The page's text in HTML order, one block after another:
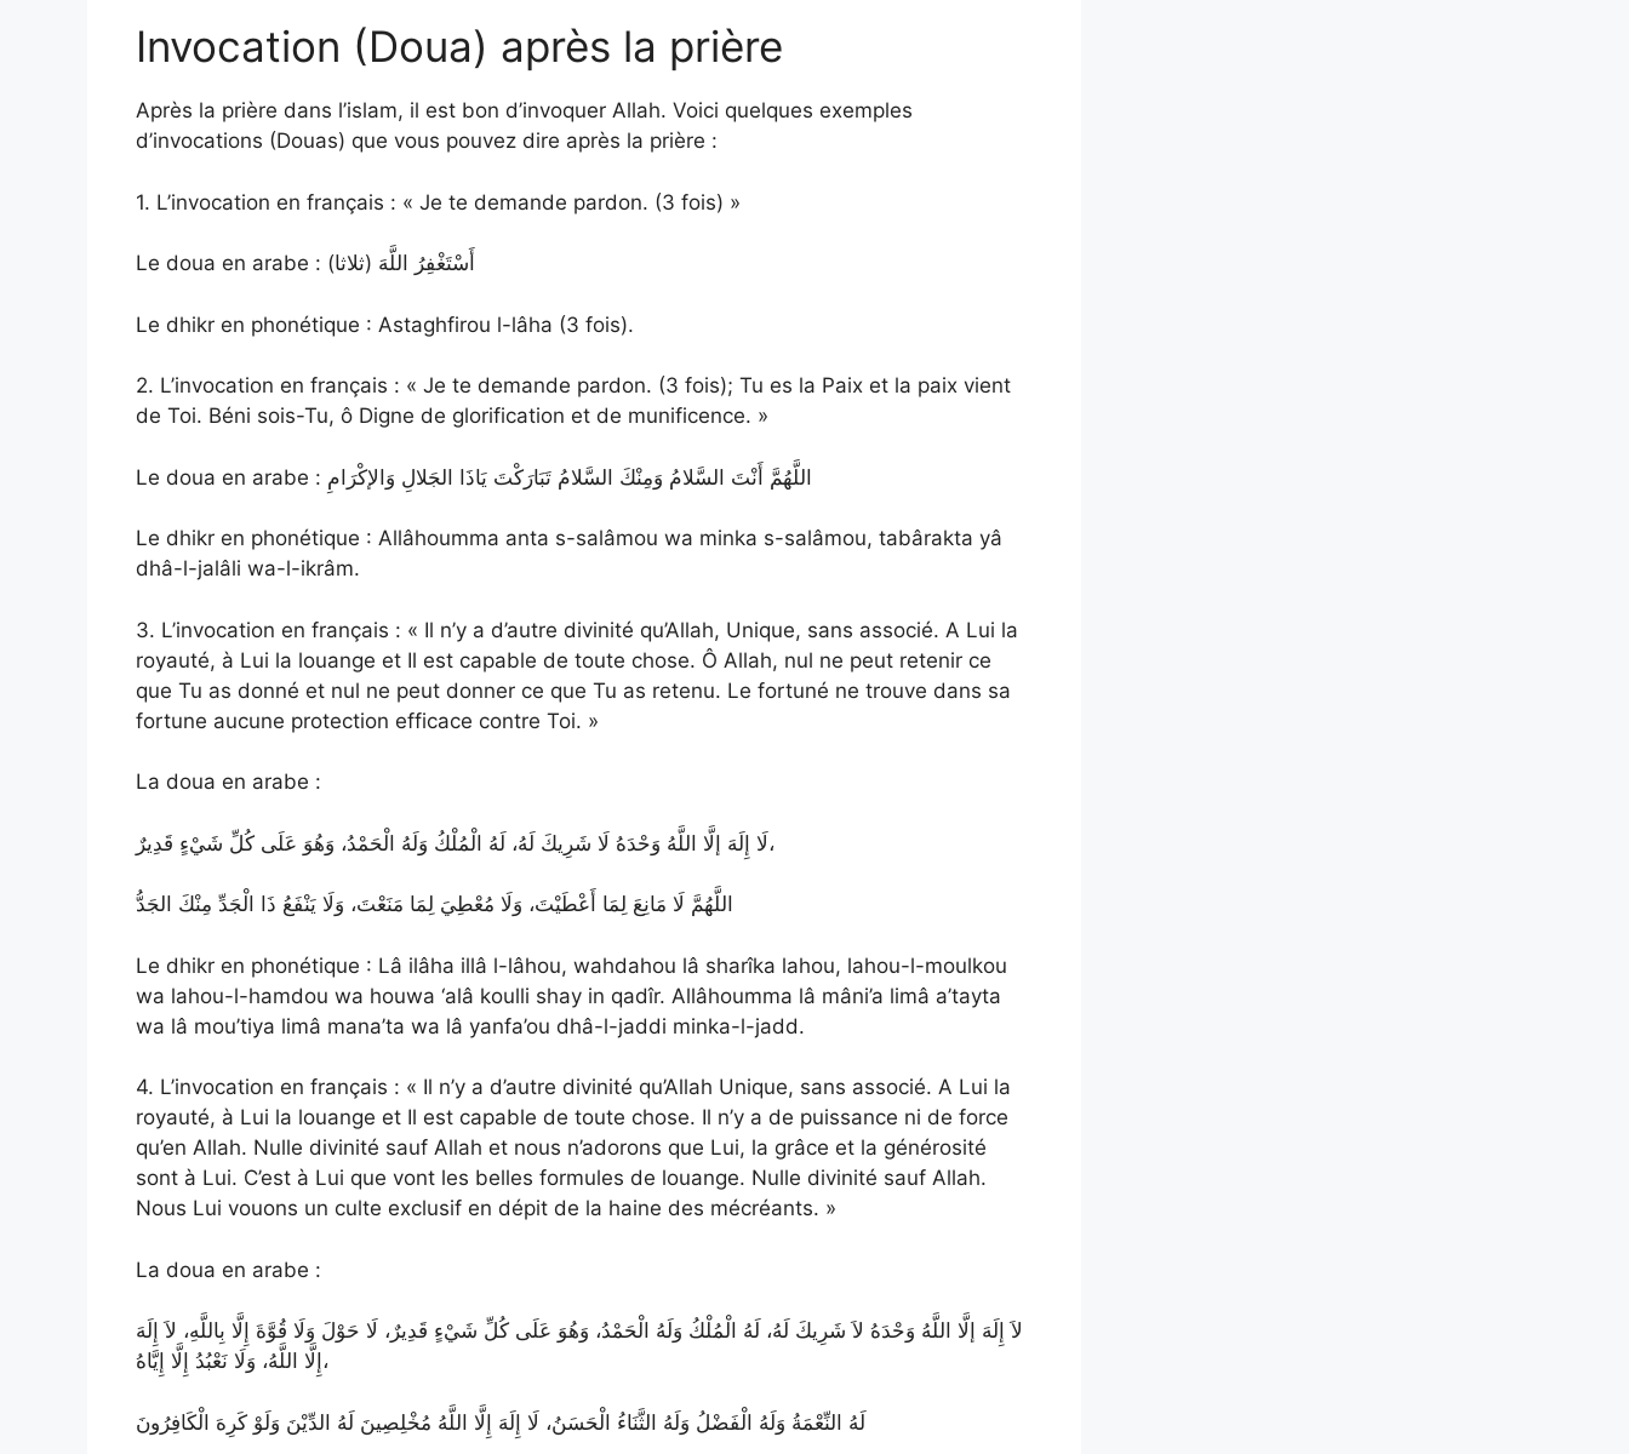
Invocation (Doua) après la prière
Après la prière dans l’islam, il est bon d’invoquer Allah. Voici quelques exemples
d’invocations (Douas) que vous pouvez dire après la prière :
1. L’invocation en français : « Je te demande pardon. (3 fois) »
Le doua en arabe : أَسْتَغْفِرُ اللَّهَ (ثلاثا)
Le dhikr en phonétique : Astaghfirou l-lâha (3 fois).
2. L’invocation en français : « Je te demande pardon. (3 fois); Tu es la Paix et la paix vient
de Toi. Béni sois-Tu, ô Digne de glorification et de munificence. »
Le doua en arabe : اللَّهُمَّ أَنْتَ السَّلامُ وَمِنْكَ السَّلامُ تَبَارَكْتَ يَاذَا الجَلالِ وَالإكْرَامِ
Le dhikr en phonétique : Allâhoumma anta s-salâmou wa minka s-salâmou, tabârakta yâ
dhâ-l-jalâli wa-l-ikrâm.
3. L’invocation en français : « Il n’y a d’autre divinité qu’Allah, Unique, sans associé. A Lui la
royauté, à Lui la louange et Il est capable de toute chose. Ô Allah, nul ne peut retenir ce
que Tu as donné et nul ne peut donner ce que Tu as retenu. Le fortuné ne trouve dans sa
fortune aucune protection efficace contre Toi. »
La doua en arabe :
لَا إِلَهَ إلَّا اللَّهُ وَحْدَهُ لَا شَرِيكَ لَهُ، لَهُ الْمُلْكُ وَلَهُ الْحَمْدُ، وَهُوَ عَلَى كُلِّ شَيْءٍ قَدِيرٌ،
اللَّهُمَّ لَا مَانِعَ لِمَا أَعْطَيْتَ، وَلَا مُعْطِيَ لِمَا مَنَعْتَ، وَلَا يَنْفَعُ ذَا الْجَدِّ مِنْكَ الجَدُّ
Le dhikr en phonétique : Lâ ilâha illâ l-lâhou, wahdahou lâ sharîka lahou, lahou-l-moulkou
wa lahou-l-hamdou wa houwa ‘alâ koulli shay in qadîr. Allâhoumma lâ mâni’a limâ a’tayta
wa lâ mou’tiya limâ mana’ta wa lâ yanfa’ou dhâ-l-jaddi minka-l-jadd.
4. L’invocation en français : « Il n’y a d’autre divinité qu’Allah Unique, sans associé. A Lui la
royauté, à Lui la louange et Il est capable de toute chose. Il n’y a de puissance ni de force
qu’en Allah. Nulle divinité sauf Allah et nous n’adorons que Lui, la grâce et la générosité
sont à Lui. C’est à Lui que vont les belles formules de louange. Nulle divinité sauf Allah.
Nous Lui vouons un culte exclusif en dépit de la haine des mécréants. »
La doua en arabe :
لاَ إِلَهَ إلَّا اللَّهُ وَحْدَهُ لاَ شَرِيكَ لَهُ، لَهُ الْمُلْكُ وَلَهُ الْحَمْدُ، وَهُوَ عَلَى كُلِّ شَيْءٍ قَدِيرٌ، لَا حَوْلَ وَلَا قُوَّةَ إِلَّا بِاللَّهِ، لاَ إِلَهَ
إِلَّا اللَّهُ، وَلَا نَعْبُدُ إِلَّا إِيَّاهُ،
لَهُ النِّعْمَةُ وَلَهُ الْفَضْلُ وَلَهُ الثَّنَاءُ الْحَسَنُ، لَا إِلَهَ إِلَّا اللَّهُ مُخْلِصِينَ لَهُ الدِّيْنَ وَلَوْ كَرِهَ الْكَافِرُونَ